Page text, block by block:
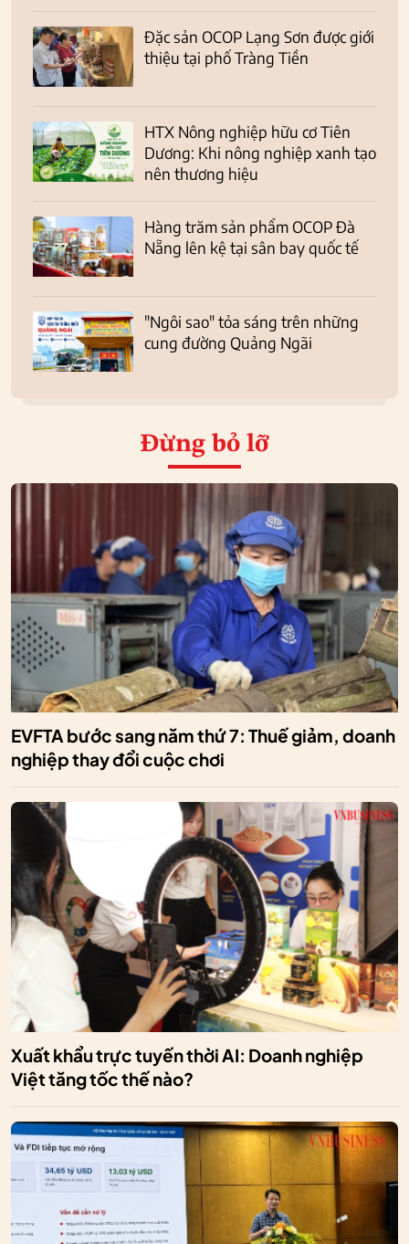
Đặc sản OCOP Lạng Sơn được giới
thiệu tại phố Tràng Tiền
HTX Nông nghiệp hữu cơ Tiên
Dương: Khi nông nghiệp xanh tạo
nên thương hiệu
Hàng trăm sản phẩm OCOP Đà
Nẵng lên kệ tại sân bay quốc tế
"Ngôi sao" tỏa sáng trên những
cung đường Quảng Ngãi
Đừng bỏ lỡ
EVFTA bước sang năm thứ 7: Thuế giảm, doanh
nghiệp thay đổi cuộc chơi
Xuất khẩu trực tuyến thời AI: Doanh nghiệp
Việt tăng tốc thế nào?